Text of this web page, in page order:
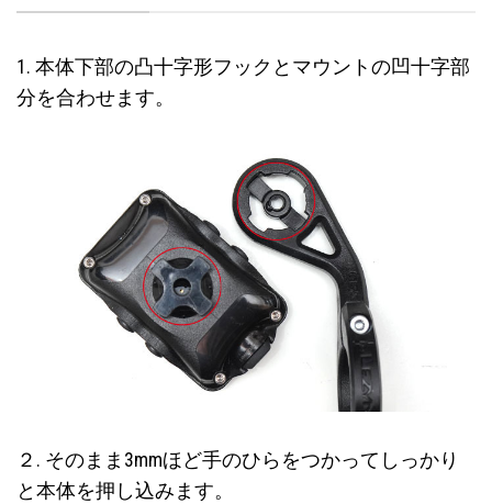
1. 本体下部の凸十字形フックとマウントの凹十字部
分を合わせます。
２. そのまま3mmほど手のひらをつかってしっかり
と本体を押し込みます。